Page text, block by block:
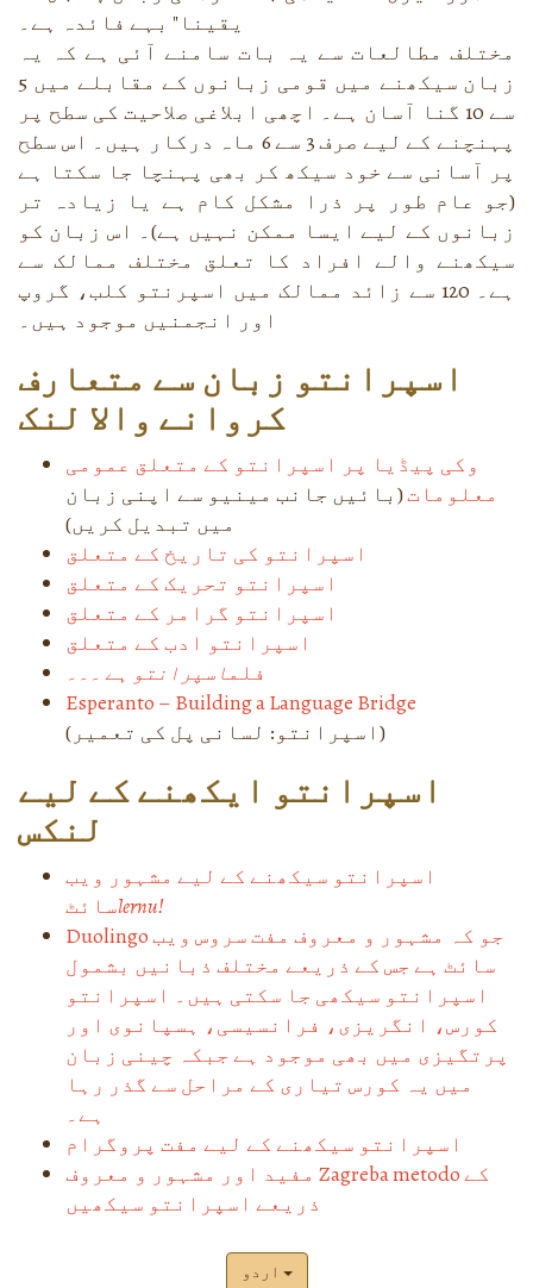
یقینا" بہے فائدہ ہے۔
مختلف مطالعات سے یہ بات سامنے آئی ہے کہ یہ
زبان سیکھنے میں قومی زبانوں کے مقابلے میں 5
سے 10 گنا آسان ہے۔ اچھی ابلاغی صلاحیت کی سطح پر
پہنچنے کے لیے صرف 3 سے 6 ماہ درکار ہیں۔ اس سطح
پر آسانی سے خود سیکھ کر بھی پہنچا جا سکتا ہے
(جو عام طور پر ذرا مشکل کام ہے یا زیادہ تر
زبانوں کے لیے ایسا ممکن نہیں ہے)۔ اس زبان کو
سیکھنے والے افراد کا تعلق مختلف ممالک سے
ہے۔ 120 سے زائد ممالک میں اسپرنتو کلب، گروپ
اور انجمنیں موجود ہیں۔
اسپرانتو زبان سے متعارف
کروانے والا لنک
وکی پیڈیا پر اسپرانتو کے متعلق عمومی
معلومات(بائیں جانب مینیو سے اپنی زبان
میں تبدیل کریں)
اسپرانتو کی تاریخ کے متعلق
اسپرانتو تحریک کے متعلق
اسپرانتو گرامر کے متعلق
اسپرانتو ادب کے متعلق
فلماسپرانتو ہے ۔۔۔
Esperanto – Building a Language Bridge
(اسپرانتو: لسانی پل کی تعمیر)
اسپرانتو ایکھنے کے لیے
لنکس
اسپرانتو سیکھنے کے لیے مشہور ویب
سائٹlernu!
Duolingo جو کہ مشہور و معروف مفت سروس ویب
سائٹ ہے جس کے ذریعے مختلف ذبانیں بشمول
اسپرانتو سیکھی جا سکتی ہیں۔ اسپرانتو
کورس، انگریزی، فرانسیسی، ہسپانوی اور
پرتگیزی میں بھی موجود ہے جبکہ چینی زبان
میں یہ کورس تیاری کے مراحل سے گذر رہا
ہے۔
اسپرانتو سیکھنے کے لیے مفت پروگرام
مفید اور مشہور و معروف Zagreba metodo کے
ذریعے اسپرانتو سیکھیں